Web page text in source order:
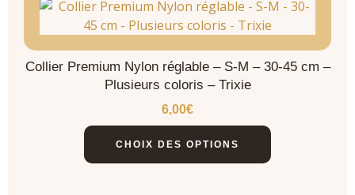
Collier Premium Nylon réglable – S-M – 30-45 cm –
Plusieurs coloris – Trixie
6,00€
CHOIX DES OPTIONS